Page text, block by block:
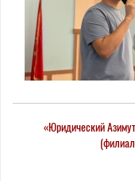
«Юридический